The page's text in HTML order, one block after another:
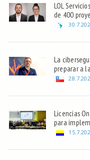
LOL
de 400
La
preparar a
Licencias
para